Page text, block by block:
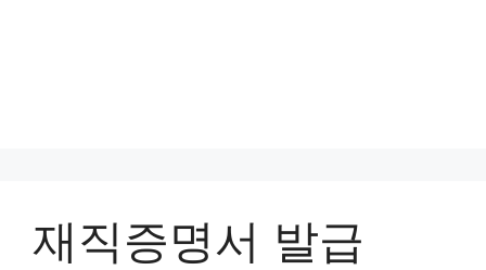
재직증명서 발급